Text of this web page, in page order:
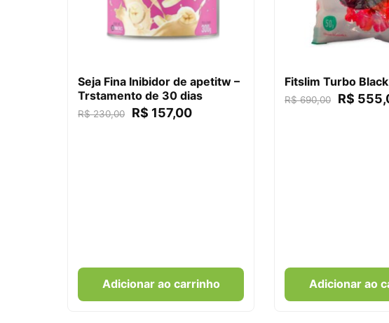
Seja Fina Inibidor de apetitw –
Trstamento de 30 dias
R$230,00 R$ 157,00
Adicionar ao carrinho
Fitslim Turbo
R$690,00 R$
Adicionar ao